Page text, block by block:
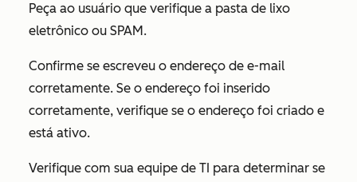
Peça ao usuário que verifique a pasta de lixo
eletrônico ou SPAM.
Confirme se escreveu o endereço de e-mail
corretamente. Se o endereço foi inserido
corretamente, verifique se o endereço foi criado e
está ativo.
Verifique com sua equipe de TI para determinar se